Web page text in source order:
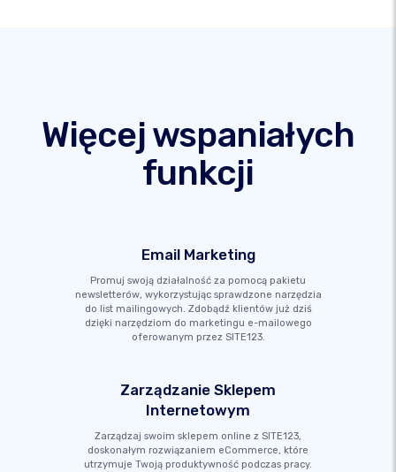
Więcej wspaniałych
funkcji
Email Marketing
Promuj swoją działalność za pomocą pakietu
newsletterów, wykorzystując sprawdzone narzędzia
do list mailingowych. Zdobądź klientów już dziś
dzięki narzędziom do marketingu e-mailowego
oferowanym przez SITE123.
Zarządzanie Sklepem
Internetowym
Zarządzaj swoim sklepem online z SITE123,
doskonałym rozwiązaniem eCommerce, które
utrzymuje Twoją produktywność podczas pracy.